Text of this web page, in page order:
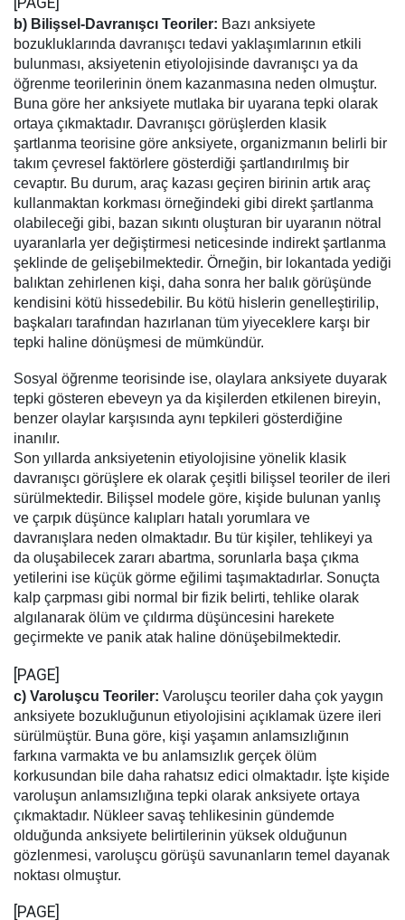
b) Bilişsel-Davranışcı Teoriler: Bazı anksiyete
bozukluklarında davranışcı tedavi yaklaşımlarının etkili
bulunması, aksiyetenin etiyolojisinde davranışcı ya da
öğrenme teorilerinin önem kazanmasına neden olmuştur.
Buna göre her anksiyete mutlaka bir uyarana tepki olarak
ortaya çıkmaktadır. Davranışcı görüşlerden klasik
şartlanma teorisine göre anksiyete, organizmanın belirli bir
takım çevresel faktörlere gösterdiği şartlandırılmış bir
cevaptır. Bu durum, araç kazası geçiren birinin artık araç
kullanmaktan korkması örneğindeki gibi direkt şartlanma
olabileceği gibi, bazan sıkıntı oluşturan bir uyaranın nötral
uyaranlarla yer değiştirmesi neticesinde indirekt şartlanma
şeklinde de gelişebilmektedir. Örneğin, bir lokantada yediği
balıktan zehirlenen kişi, daha sonra her balık görüşünde
kendisini kötü hissedebilir. Bu kötü hislerin genelleştirilip,
başkaları tarafından hazırlanan tüm yiyeceklere karşı bir
tepki haline dönüşmesi de mümkündür.
Sosyal öğrenme teorisinde ise, olaylara anksiyete duyarak
tepki gösteren ebeveyn ya da kişilerden etkilenen bireyin,
benzer olaylar karşısında aynı tepkileri gösterdiğine
inanılır.
Son yıllarda anksiyetenin etiyolojisine yönelik klasik
davranışcı görüşlere ek olarak çeşitli bilişsel teoriler de ileri
sürülmektedir. Bilişsel modele göre, kişide bulunan yanlış
ve çarpık düşünce kalıpları hatalı yorumlara ve
davranışlara neden olmaktadır. Bu tür kişiler, tehlikeyi ya
da oluşabilecek zararı abartma, sorunlarla başa çıkma
yetilerini ise küçük görme eğilimi taşımaktadırlar. Sonuçta
kalp çarpması gibi normal bir fizik belirti, tehlike olarak
algılanarak ölüm ve çıldırma düşüncesini harekete
geçirmekte ve panik atak haline dönüşebilmektedir.
[PAGE]
c) Varoluşcu Teoriler: Varoluşcu teoriler daha çok yaygın
anksiyete bozukluğunun etiyolojisini açıklamak üzere ileri
sürülmüştür. Buna göre, kişi yaşamın anlamsızlığının
farkına varmakta ve bu anlamsızlık gerçek ölüm
korkusundan bile daha rahatsız edici olmaktadır. İşte kişide
varoluşun anlamsızlığına tepki olarak anksiyete ortaya
çıkmaktadır. Nükleer savaş tehlikesinin gündemde
olduğunda anksiyete belirtilerinin yüksek olduğunun
gözlenmesi, varoluşcu görüşü savunanların temel dayanak
noktası olmuştur.
[PAGE]